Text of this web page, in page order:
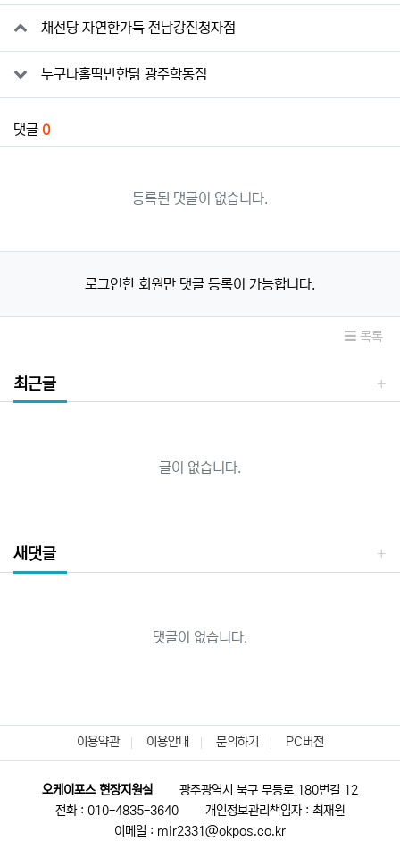
관련자료채선당 자연한가득 전남강진청자점
누구나홀딱반한닭 광주학동점
댓글 0
등록된 댓글이 없습니다.
로그인한 회원만 댓글 등록이 가능합니다.
목록
최근글
글이 없습니다.
새댓글
댓글이 없습니다.
이용약관 이용안내 문의하기 PC버전
오케이포스 현장지원실
광주광역시 북구 무등로 180번길 12
전화 : 010-4835-3640
개인정보관리책임자 : 최재원
이메일 : mir2331@okpos.co.kr